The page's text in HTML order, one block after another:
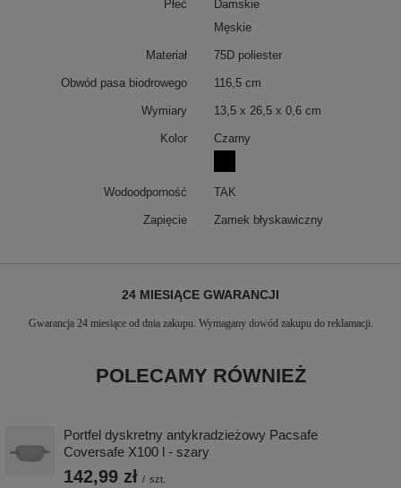
Płeć
Damskie
Męskie
Materiał 75D poliester
Obwód pasa biodrowego 116,5 cm
Wymiary 13,5 x 26,5 x 0,6 cm
Kolor Czarny
Wodoodporność TAK
Zapięcie Zamek błyskawiczny
24 MIESIĄCE GWARANCJI
Gwarancja 24 miesiące od dnia zakupu. Wymagany dowód zakupu do reklamacji.
POLECAMY RÓWNIEŻ
Portfel dyskretny antykradzieżowy Pacsafe
Coversafe X100 l - szary
142,99 zł / szt.